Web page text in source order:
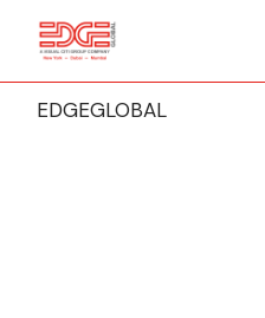
EDGEGLOBAL